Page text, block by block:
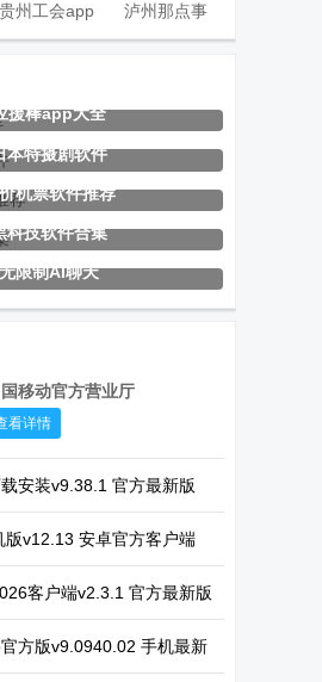
贵州工会app
官方版
泸州那点事
app官方版
尖水务官方
全国村镇建设
山河TV电视直
皮皮虾TV版
解析
版app
新版
援棒app大全
本特摄剧软件
机票软件推荐
科技软件合集
限制AI聊天
移动官方营业厅
看详情
安装v9.38.1 官方最新版
版v12.13 安卓官方客户端
客户端v2.3.1 官方最新版
方版v9.0940.02 手机最新